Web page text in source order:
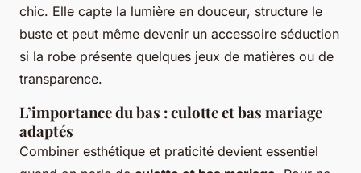
chic. Elle capte la lumière en douceur, structure le
buste et peut même devenir un accessoire séduction
si la robe présente quelques jeux de matières ou de
transparence.
L’importance du bas : culotte et bas mariage
adaptés
Combiner esthétique et praticité devient essentiel